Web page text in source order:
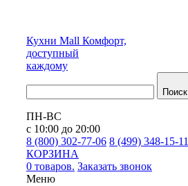
Кухни Mall Комфорт,
доступный
каждому
Поиск
ПН-ВС
с 10:00 до 20:00
8 (800) 302-77-06 8 (499) 348-15-11
КОРЗИНА
0 товаров. Заказать звонок
Меню